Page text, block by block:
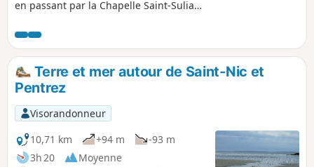
en passant par la Chapelle Saint-Suliau.
Douarnenez par la Chapelle Saint-Côme
pour revenir par la plage.
Terre et mer autour de Saint-Nic et
Pentrez
Visorandonneur
10,71 km
+94 m
-93 m
3h 20
Moyenne